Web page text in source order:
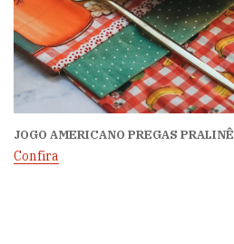
JOGO AMERICANO PREGAS PRALINÊ
Confira